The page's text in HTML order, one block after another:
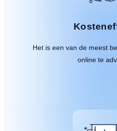
Het is een van de meest
online te